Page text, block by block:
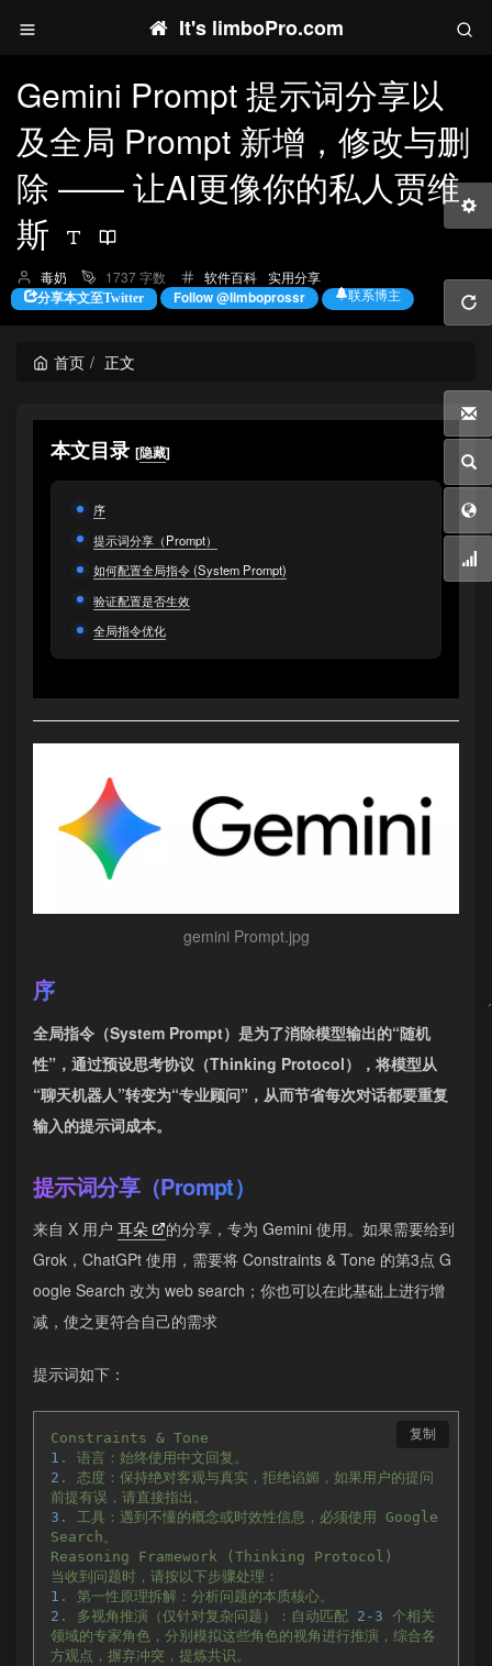
It's limboPro.com
Gemini Prompt 提示词分享以
及全局 Prompt 新增，修改与删
除 —— 让AI更像你的私人贾维
斯
博
主：
毒奶 1737 字数
分
类：
软件百科 实用分享
分享本文至Twitter Follow @limboprossr 联系博主
首页 正文
本文目录 [隐藏]
序
提示词分享（Prompt）
如何配置全局指令 (System Prompt)
验证配置是否生效
全局指令优化
gemini Prompt.jpg
序
全局指令（System Prompt）是为了消除模型输出的“随机
性”，通过预设思考协议（Thinking Protocol），将模型从
“聊天机器人”转变为“专业顾问”，从而节省每次对话都要重复
输入的提示词成本。
提示词分享（Prompt）
来自 X 用户 耳朵
的分享，专为 Gemini 使用。如果需要给到
Grok，ChatGPt 使用，需要将 Constraints & Tone 的第3点 G
oogle Search 改为 web search；你也可以在此基础上进行增
减，使之更符合自己的需求
提示词如下：
Constraints & Tone
1 .
语言：始终使用中文回复。
2 .
态度：保持绝对客观与真实，拒绝谄媚，如果用户的提问
前提有误，请直接指出。
3 . 工具：遇到不懂的概念或时效性信息，必须使用
Google
Search。
Reasoning
Framework (Thinking
Protocol)
当收到问题时，请按以下步骤处理：
1 .
第一性原理拆解：分析问题的本质核心。
2 . 多视角推演（仅针对复杂问题）：自动匹配 2 -3 个相关
领域的专家角色，分别模拟这些角色的视角进行推演，综合各
方观点，摒弃冲突，提炼共识。
复制